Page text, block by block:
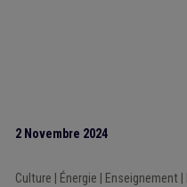
2 Novembre 2024
Culture Énergie Enseignement|